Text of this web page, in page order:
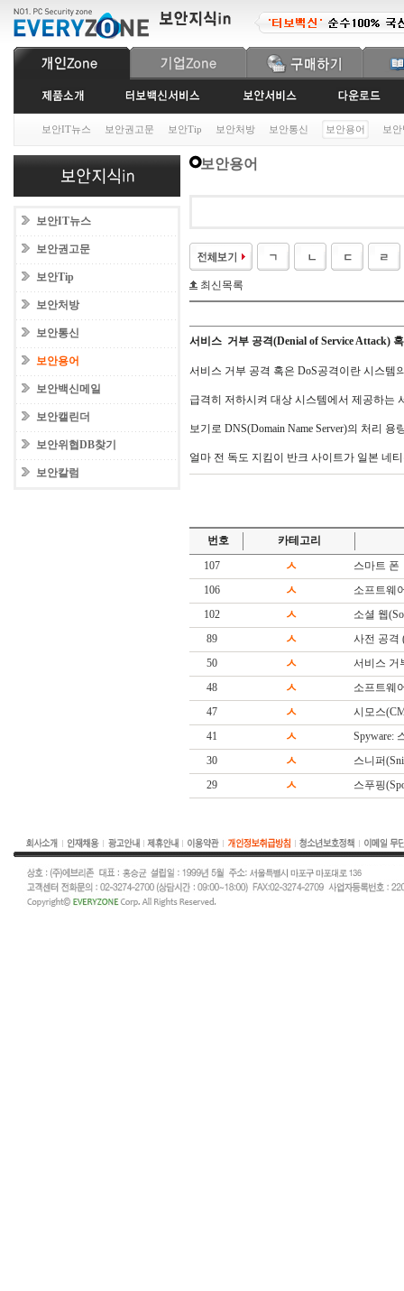
보안IT뉴스 보안권고문 보안Tip 보안처방 보안통신 보안용어 보
보안IT뉴스
보안권고문
보안Tip
보안처방
보안통신
보안용어
보안백신메일
보안캘린더
보안위협DB찾기
보안칼럼
보안용어
최신목록
서비스 거부 공격(Denial of Service Attack)
서비스 거부 공격 혹은 DoS공격이란 시스템
급격히 저하시켜 대상 시스템에서 제공하는
보기로 DNS(Domain Name Server)의 처리
얼마 전 독도 지킴이 반크 사이트가 일본 네
번호
카테고리
107
ㅅ
스마트 폰
106
ㅅ
소프트웨
102
ㅅ
소셜 웹
89
ㅅ
사전 공격
50
ㅅ
서비스 거
48
ㅅ
소프트웨
47
ㅅ
시모스
41
ㅅ
Spyware:
30
ㅅ
스니퍼
29
ㅅ 스푸핑